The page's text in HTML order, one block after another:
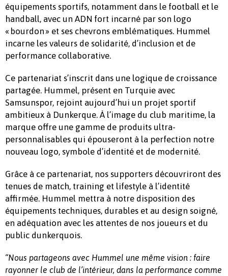
équipements sportifs, notamment dans le football et le
handball, avec un ADN fort incarné par son logo
« bourdon » et ses chevrons emblématiques. Hummel
incarne les valeurs de solidarité, d’inclusion et de
performance collaborative.
Ce partenariat s’inscrit dans une logique de croissance
partagée. Hummel, présent en Turquie avec
Samsunspor, rejoint aujourd’hui un projet sportif
ambitieux à Dunkerque. À l’image du club maritime, la
marque offre une gamme de produits ultra-
personnalisables qui épouseront à la perfection notre
nouveau logo, symbole d’identité et de modernité.
Grâce à ce partenariat, nos supporters découvriront des
tenues de match, training et lifestyle à l’identité
affirmée. Hummel mettra à notre disposition des
équipements techniques, durables et au design soigné,
en adéquation avec les attentes de nos joueurs et du
public dunkerquois.
“Nous partageons avec Hummel une même vision : faire
rayonner le club de l’intérieur, dans la performance comme